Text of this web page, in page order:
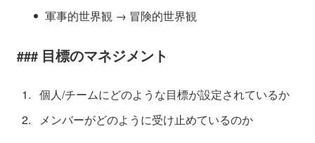
軍事的世界観 → 冒険的世界観
目標のマネジメント
個人/チームにどのような目標が設定されているか
メンバーがどのように受け止めているのか